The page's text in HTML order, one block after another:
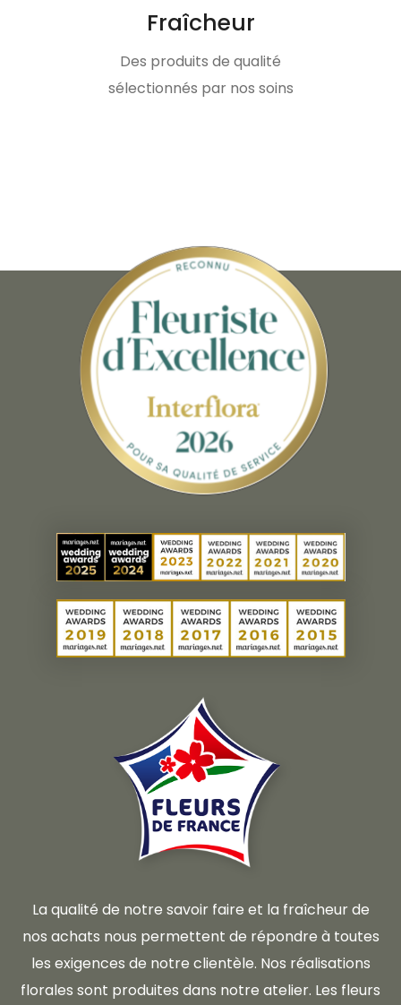
Fraîcheur
Des produits de qualité
sélectionnés par nos soins
La qualité de notre savoir faire et la fraîcheur de
nos achats nous permettent de répondre à toutes
les exigences de notre clientèle. Nos réalisations
florales sont produites dans notre atelier. Les fleurs